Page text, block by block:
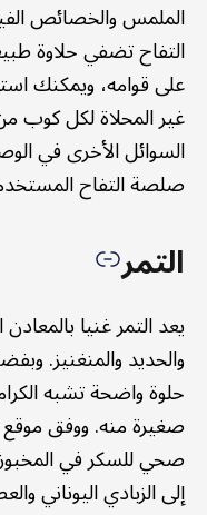
الملمس والخصائص
التفاح تضفي حلاوة
على قوامه، ويمكنك
غير المحلاة لكل كوب
السوائل الأخرى في
صلصة التفاح
التمر
يعد التمر غنيا
والحديد والمنغنيز.
حلوة واضحة تشبه
صغيرة منه. ووفق موقع
صحي للسكر في
إلى الزبادي اليوناني